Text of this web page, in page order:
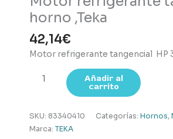
horno ,Teka
42,14€
Motor refrigerante tangencial HP
Motor
refrigerante
horno
,Teka
Añadir al
carrito
SKU: 83340410 Categorías: Hornos,
Marca: TEKA